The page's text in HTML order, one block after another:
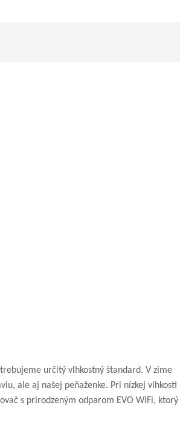
určitý vlhkostný štandard. V zime
ale aj našej peňaženke. Pri nízkej vlhkosti
s prirodzeným odparom EVO WiFi, ktorý